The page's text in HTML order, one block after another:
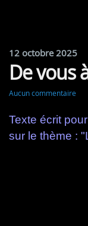
12 octobre 2025
De vous
Aucun commentaire
Texte écrit
sur le thème :